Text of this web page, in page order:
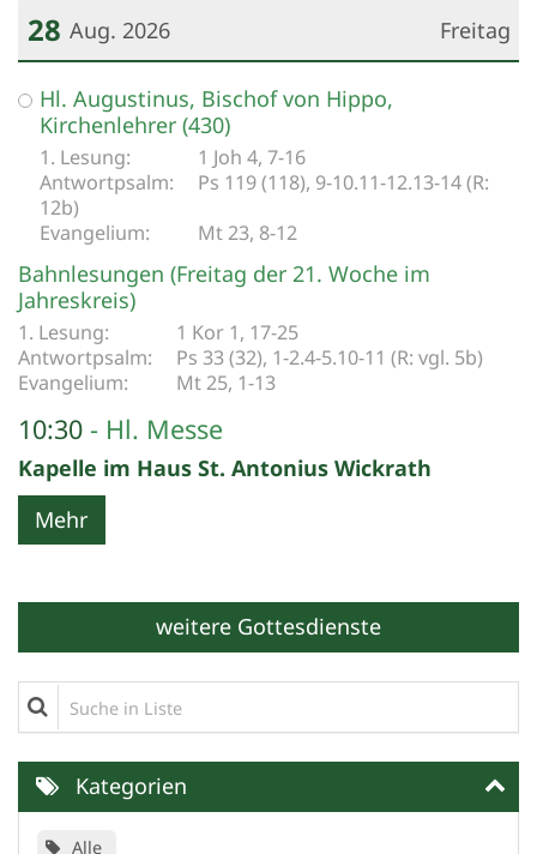
Freitag
28 Aug. 2026
Datum: 28. August 2026
Hl. Augustinus, Bischof von Hippo,
Kirchenlehrer (430)
1 Joh 4, 7-16
Ps 119 (118), 9-10.11-12.13-14 (R:
12b)
Mt 23, 8-12
Bahnlesungen (Freitag der 21. Woche im
Jahreskreis)
1 Kor 1, 17-25
Ps 33 (32), 1-2.4-5.10-11 (R: vgl. 5b)
Mt 25, 1-13
10:30 Hl. Messe
Kapelle im Haus St. Antonius Wickrath
Mehr
weitere Gottesdienste
Suche in Liste
Kategorien
Alle